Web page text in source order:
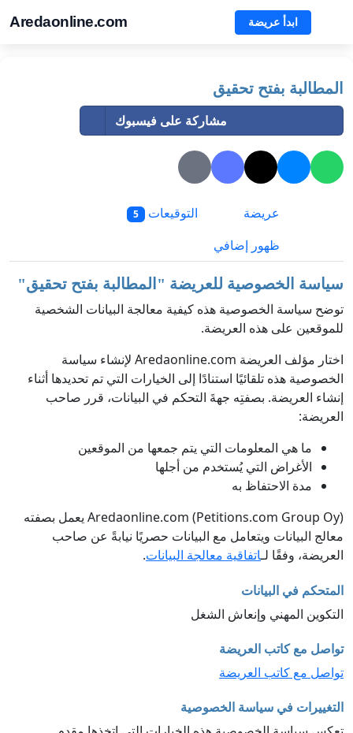
Aredaonline.com ابدأ عريضة
المطالبة بفتح تحقيق
مشاركة على فيسبوك
عريضة التوقيعات 5
ظهور إضافي
سياسة الخصوصية للعريضة " المطالبة بفتح تحقيق"
توضح سياسة الخصوصية هذه كيفية معالجة البيانات الشخصية
للموقعين على هذه العريضة.
اختار مؤلف العريضة Aredaonline.com لإنشاء سياسة
الخصوصية هذه تلقائيًا استنادًا إلى الخيارات التي تم تحديدها أثناء
إنشاء العريضة. بصفتِه جهةَ التحكم في البيانات، قرر صاحب
العريضة:
ما هي المعلومات التي يتم جمعها من الموقعين
الأغراض التي يُستخدم من أجلها
مدة الاحتفاظ به
Aredaonline.com (Petitions.com Group Oy) يعمل بصفته
معالج البيانات ويتعامل مع البيانات حصريًا نيابةً عن صاحب
العريضة، وفقًا لـاتفاقية معالجة البيانات.
المتحكم في البيانات
التكوين المهني وإنعاش الشغل
تواصل مع كاتب العريضة
تواصل مع كاتب العريضة
التغييرات في سياسة الخصوصية